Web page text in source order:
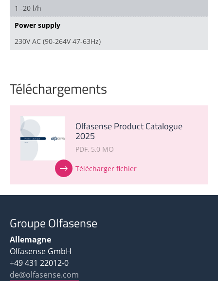
1 -20 l/h
Power supply
230V AC (90-264V 47-63Hz)
Téléchargements
Olfasense Product Catalogue
2025
PDF 5,0 MO
Télécharger fichier
Groupe Olfasense
Allemagne
Olfasense GmbH
+49 431 22012-0
de@olfasense.com